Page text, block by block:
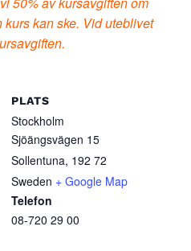
kan ske. Vid uteblivet
PLATS
Stockholm
Sjöängsvägen 15
Sollentuna, 192 72
Sweden + Google Map
Telefon
08-720 29 00